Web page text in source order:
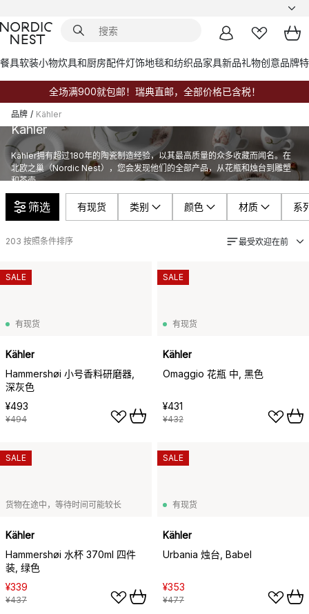
餐具软装小物炊具和厨房配件灯饰地毯和纺织品家具新品礼物创意品牌
全场满900就包邮！瑞典直邮，全部价格已含税！
品牌 / Kähler
Kähler
Kähler拥有超过180年的陶瓷制造经验，以其最高质量的众多收藏而闻名。在
北欧之巢（Nordic Nest），您会发现他们的全部产品，从花瓶和烛台到雕塑
和茶壶。
筛选 有现货 类别 颜色 材质 系
203 按照条件排序 最受欢迎在前
有现货
Kähler
Hammershøi 小号香料研磨器,
深灰色
¥493
¥494
SALE
有现货
Kähler
Omaggio 花瓶 中, 黑色
¥431
¥432
SALE
货物在途中，等待时间可能较长
Kähler
Hammershøi 水杯 370ml 四件
装, 绿色
¥339
¥437
SALE
有现货
Kähler
Urbania 烛台, Babel
¥353
¥477
SALE